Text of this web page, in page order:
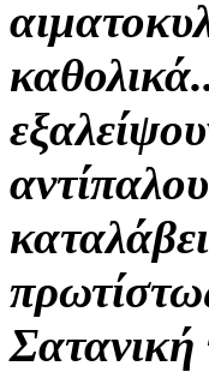
Σατανική